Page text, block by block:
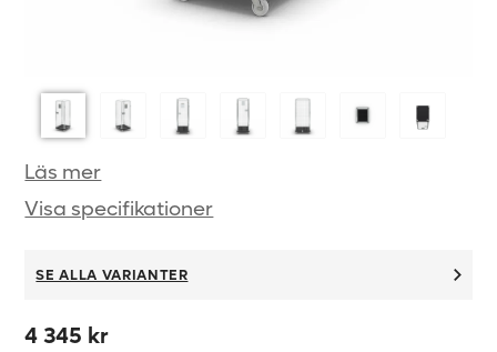
Läs mer
Visa specifikationer
SE ALLA VARIANTER
4 345 kr